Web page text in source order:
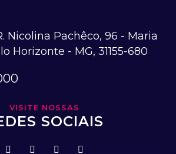
Nicolina Pachêco, 96 - Maria
Horizonte - MG, 31155-680
VISITE NOSSAS
SOCIAIS